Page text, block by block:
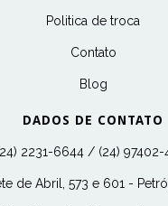
Politica de troca
Contato
Blog
DADOS DE CONTATO
2231-6644 / (24) 97402-
de Abril, 573 e 601 -